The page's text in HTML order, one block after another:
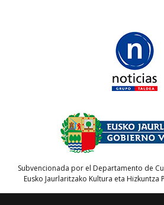
Subvencionada por el Departamento de
Eusko Jaurlaritzako Kultura eta Hizkuntza